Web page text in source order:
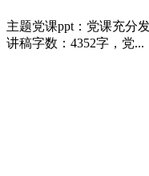
主题党课ppt：党课充分
讲稿字数：4352字，党...